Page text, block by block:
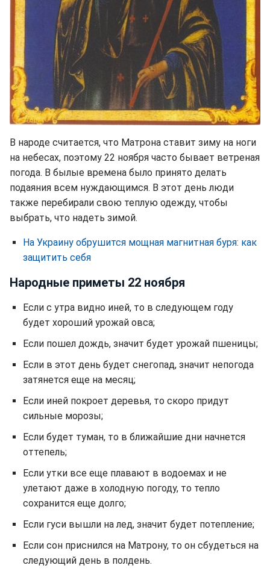
В народе считается, что Матрона ставит зиму на ноги
на небесах, поэтому 22 ноября часто бывает ветреная
погода. В былые времена было принято делать
подаяния всем нуждающимся. В этот день люди
также перебирали свою теплую одежду, чтобы
выбрать, что надеть зимой.
На Украину обрушится мощная магнитная буря: как
защитить себя
Народные приметы 22 ноября
Если с утра видно иней, то в следующем году
будет хороший урожай овса;
Если пошел дождь, значит будет урожай пшеницы;
Если в этот день будет снегопад, значит непогода
затянется еще на месяц;
Если иней покроет деревья, то скоро придут
сильные морозы;
Если будет туман, то в ближайшие дни начнется
оттепель;
Если утки все еще плавают в водоемах и не
улетают даже в холодную погоду, то тепло
сохранится еще долго;
Если гуси вышли на лед, значит будет потепление;
Если сон приснился на Матрону, то он сбудеться на
следующий день в полдень.